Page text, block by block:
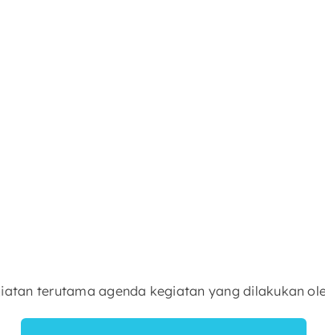
terutama agenda kegiatan yang dilakukan